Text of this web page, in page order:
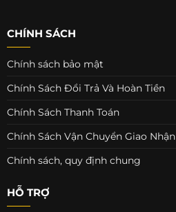
CHÍNH SÁCH
Chính sách bảo mật
Chính Sách Đổi Trả Và Hoàn Tiền
Chính Sách Thanh Toán
Chính Sách Vận Chuyển Giao Nhận
Chính sách, quy định chung
HỖ TRỢ